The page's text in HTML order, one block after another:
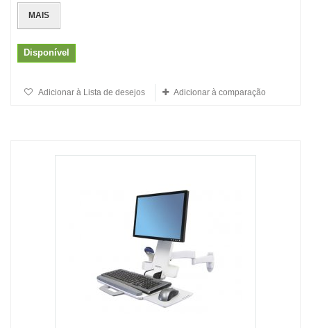
MAIS
Disponível
Adicionar à Lista de desejos Adicionar à comparação